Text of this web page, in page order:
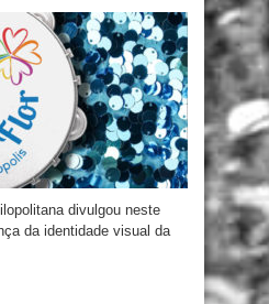
divulgou neste
da identidade visual da